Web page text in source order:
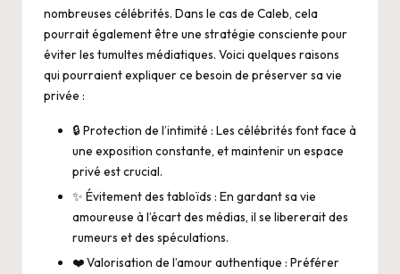
nombreuses célébrités. Dans le cas de Caleb, cela
pourrait également être une stratégie consciente pour
éviter les tumultes médiatiques. Voici quelques raisons
qui pourraient expliquer ce besoin de préserver sa vie
privée :
🔒 Protection de l’intimité : Les célébrités font face à
une exposition constante, et maintenir un espace
privé est crucial.
✨ Évitement des tabloïds : En gardant sa vie
amoureuse à l’écart des médias, il se libererait des
rumeurs et des spéculations.
❤️ Valorisation de l’amour authentique : Préférer